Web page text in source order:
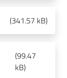
(341.57 kB)
(99.47
kB)